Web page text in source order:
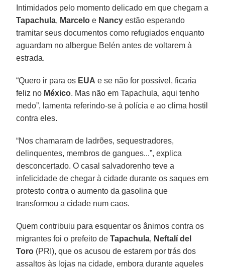
Intimidados pelo momento delicado em que chegam a
Tapachula, Marcelo e Nancy estão esperando
tramitar seus documentos como refugiados enquanto
aguardam no albergue Belén antes de voltarem à
estrada.
“Quero ir para os EUA e se não for possível, ficaria
feliz no México. Mas não em Tapachula, aqui tenho
medo”, lamenta referindo-se à polícia e ao clima hostil
contra eles.
“Nos chamaram de ladrões, sequestradores,
delinquentes, membros de gangues...”, explica
desconcertado. O casal salvadorenho teve a
infelicidade de chegar à cidade durante os saques em
protesto contra o aumento da gasolina que
transformou a cidade num caos.
Quem contribuiu para esquentar os ânimos contra os
migrantes foi o prefeito deTapachula, Neftalí del
Toro (PRI), que os acusou de estarem por trás dos
assaltos às lojas na cidade, embora durante aqueles